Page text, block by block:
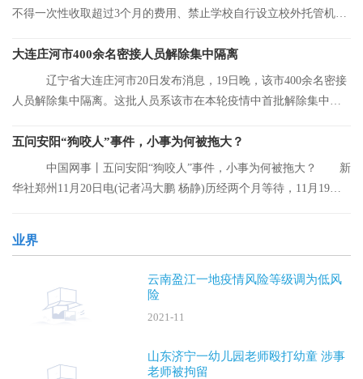
不得一次性收取超过3个月的费用、禁止学校自行设立校外托管机
大连庄河市400余名密接人员解除集中隔离
辽宁省大连庄河市20日发布消息，19日晚，该市400余名密接
人员解除集中隔离。这批人员系该市在本轮疫情中首批解除集中隔
五问安阳“狗咬人”事件，小事为何被拖大？
中国网事丨五问安阳“狗咬人”事件，小事为何被拖大？ 新
华社郑州11月20日电(记者冯大鹏 杨静)历经两个月等待，11月19日
业界
云南盈江一地疫情风险等级调为低风
险
2021-11
山东济宁一幼儿园老师殴打幼童 涉事
老师被拘留